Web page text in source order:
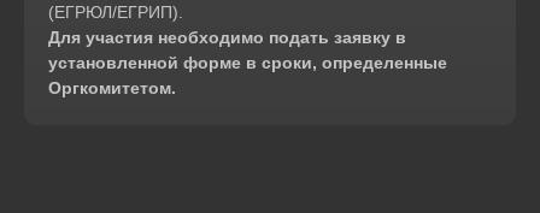
(ЕГРЮЛ/ЕГРИП).
Для участия необходимо подать заявку в
установленной форме в сроки, определенные
Оргкомитетом.